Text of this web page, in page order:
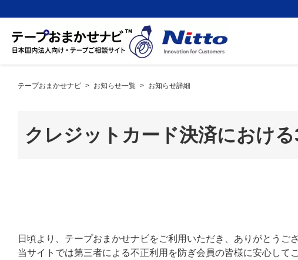
テープおまかせナビ > お知らせ一覧 > お知らせ詳細
クレジットカード決済におけ
日頃より、テープおまかせナビをご利用いただき、ありがとうござ
当サイトでは第三者による不正利用を防ぎ会員の皆様に安心して